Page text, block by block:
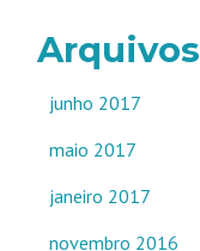
Arquivos
junho 2017
maio 2017
janeiro 2017
novembro 2016